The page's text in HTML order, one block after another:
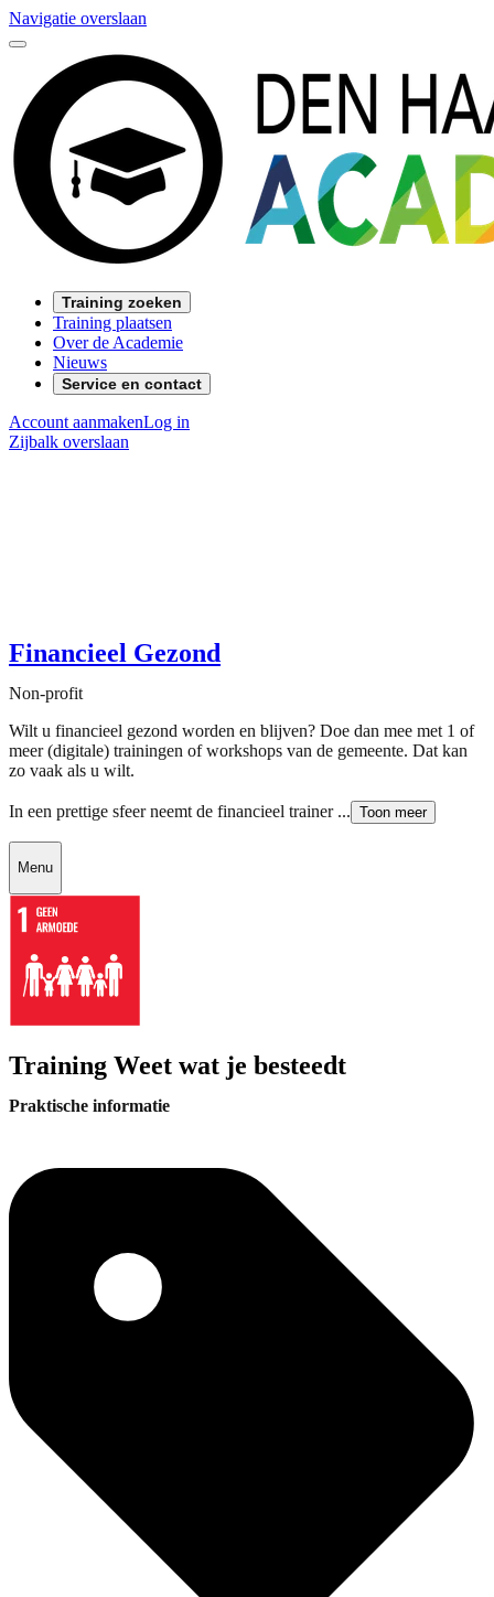
Navigatie overslaan
Training zoeken
Training plaatsen
Over de Academie
Nieuws
Service en contact
Account aanmakenLog in
Zijbalk overslaan
Financieel Gezond
Non-profit
Wilt u financieel gezond worden en blijven? Doe dan mee met 1 of
meer (digitale) trainingen of workshops van de gemeente. Dat kan
zo vaak als u wilt.
In een prettige sfeer neemt de financieel trainer ... Toon meer
Menu
Training Weet wat je besteedt
Praktische informatie